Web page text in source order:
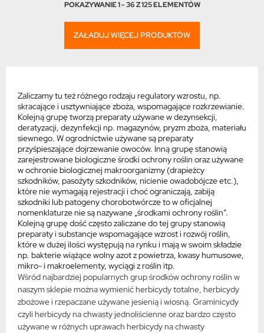
POKAZYWANIE 1 - 36 Z 125 ELEMENTÓW
ZAŁADUJ WIĘCEJ PRODUKTÓW
Zaliczamy tu też różnego rodzaju regulatory wzrostu, np.
skracające i usztywniające zboża, wspomagające rozkrzewianie.
Kolejną grupę tworzą preparaty używane w dezynsekcji,
deratyzacji, dezynfekcji np. magazynów, pryzm zboża, materiału
siewnego. W ogrodnictwie używane są preparaty
przyśpieszające dojrzewanie owoców. Inną grupę stanowią
zarejestrowane biologiczne środki ochrony roślin oraz używane
w ochronie biologicznej makroorganizmy (drapieżcy
szkodników, pasożyty szkodników, nicienie owadobójcze etc.),
które nie wymagają rejestracji i choć ograniczają, zabiją
szkodniki lub patogeny chorobotwórcze to w oficjalnej
nomenklaturze nie są nazywane „środkami ochrony roślin”.
Kolejną grupę dość często zaliczane do tej grupy stanowią
preparaty i substancje wspomagające wzrost i rozwój roślin,
które w dużej ilości występują na rynku i mają w swoim składzie
np. bakterie wiążące wolny azot z powietrza, kwasy humusowe,
mikro- i makroelementy, wyciągi z roślin itp.
Wśród najbardziej popularnych grup środków ochrony roślin w
naszym sklepie można wymienić herbicydy totalne, herbicydy
zbożowe i rzepaczane używane jesienią i wiosną. Graminicydy
czyli herbicydy na chwasty jednoliścienne oraz bardzo często
używane w różnych uprawach herbicydy na chwasty